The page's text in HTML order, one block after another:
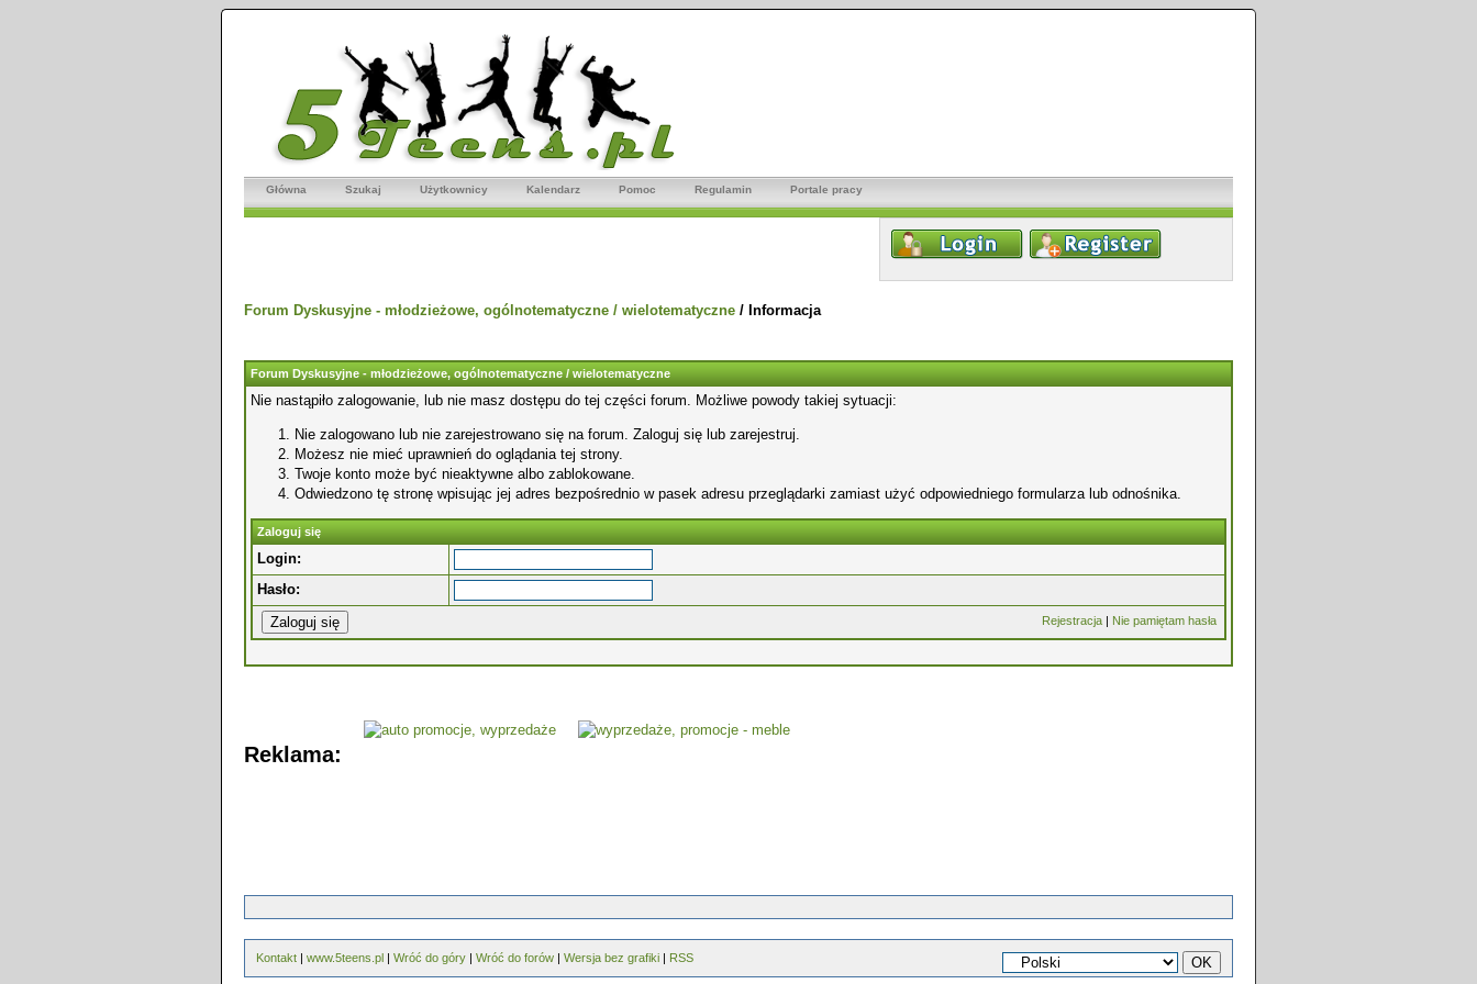
Główna Szukaj Użytkownicy Kalendarz Pomoc Regulamin Portale pracy
Forum Dyskusyjne - młodzieżowe, ogólnotematyczne / wielotematyczne / Informacja
Forum Dyskusyjne - młodzieżowe, ogólnotematyczne / wielotematyczne
Nie nastąpiło zalogowanie, lub nie masz dostępu do tej części forum. Możliwe powody takiej sytuacji:
Nie zalogowano lub nie zarejestrowano się na forum. Zaloguj się lub zarejestruj.
Możesz nie mieć uprawnień do oglądania tej strony.
Twoje konto może być nieaktywne albo zablokowane.
Odwiedzono tę stronę wpisując jej adres bezpośrednio w pasek adresu przeglądarki zamiast użyć odpowiedniego formularza lub odnośnika.
Zaloguj się
Login:
Hasło:
Rejestracja | Nie pamiętam hasła
Reklama:
Kontakt | www.5teens.pl | Wróć do góry | Wróć do forów | Wersja bez grafiki | RSS